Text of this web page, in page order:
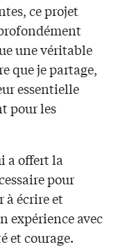
ce projet
une véritable
que je partage,
essentielle
pour les
a offert la
pour
à écrire et
expérience avec
et courage.